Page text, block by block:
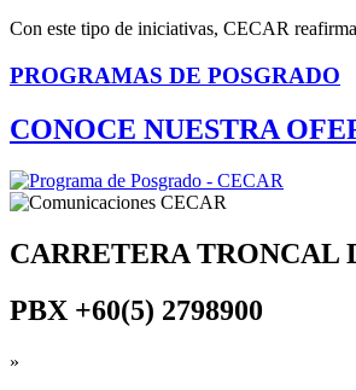
Con este tipo de iniciativas, CECAR
PROGRAMAS DE POSGRADO
CONOCE NUESTRA
CARRETERA TRONCAL
PBX +60(5) 2798900
»